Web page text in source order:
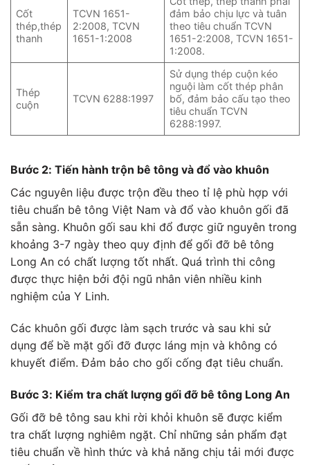
Cốt
thép,thép
thanh
TCVN 1651-
2:2008, TCVN
1651-1:2008
đảm bảo chịu lực và tuân
theo tiêu chuẩn TCVN
1651-2:2008, TCVN 1651-
1:2008.
Thép
cuộn
TCVN 6288:1997
Sử dụng thép cuộn kéo
nguội làm cốt thép phân
bố, đảm bảo cấu tạo theo
tiêu chuẩn TCVN
6288:1997.
Bước 2: Tiến hành trộn bê tông và đổ vào khuôn
Các nguyên liệu được trộn đều theo tỉ lệ phù hợp với
tiêu chuẩn bê tông Việt Nam và đổ vào khuôn gối đã
sẵn sàng. Khuôn gối sau khi đổ được giữ nguyên trong
khoảng 3-7 ngày theo quy định để gối đỡ bê tông
Long An có chất lượng tốt nhất. Quá trình thi công
được thực hiện bởi đội ngũ nhân viên nhiều kinh
nghiệm của Y Linh.
Các khuôn gối được làm sạch trước và sau khi sử
dụng để bề mặt gối đỡ được láng mịn và không có
khuyết điểm. Đảm bảo cho gối cống đạt tiêu chuẩn.
Bước 3: Kiểm tra chất lượng gối đỡ bê tông Long An
Gối đỡ bê tông sau khi rời khỏi khuôn sẽ được kiểm
tra chất lượng nghiêm ngặt. Chỉ những sản phẩm đạt
tiêu chuẩn về hình thức và khả năng chịu tải mới được